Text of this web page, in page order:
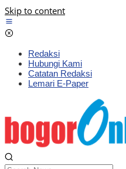
Skip to content
Redaksi
Hubungi Kami
Catatan Redaksi
Lemari E-Paper